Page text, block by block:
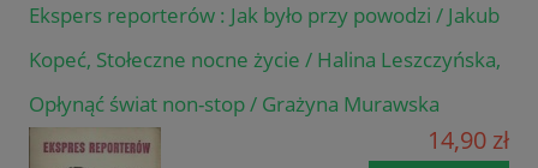
Ekspers reporterów : Jak było przy powodzi / Jakub
Kopeć, Stołeczne nocne życie / Halina Leszczyńska,
Opłynąć świat non-stop / Grażyna Murawska
14,90 zł